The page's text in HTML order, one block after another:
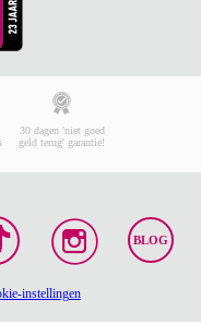
30 dagen 'niet goed
geld terug' garantie!
BLOG
instellingen